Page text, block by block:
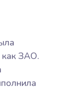
как ЗАО.